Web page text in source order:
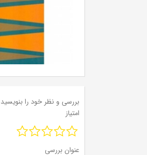
بررسی و نظر خود را بنویسید
امتیاز
عنوان بررسی